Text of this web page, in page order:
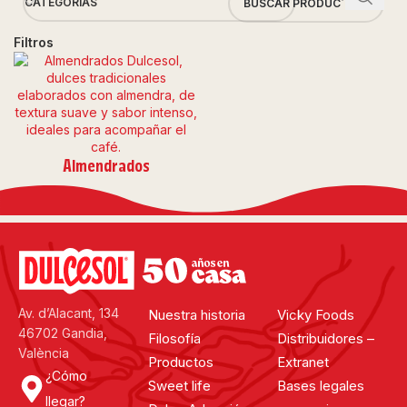
Filtros
Almendrados
Av. d’Alacant, 134
46702 Gandia,
València
¿Cómo
llegar?
Nuestra historia
Filosofía
Productos
Sweet life
Vicky Foods
Distribuidores –
Extranet
Bases legales